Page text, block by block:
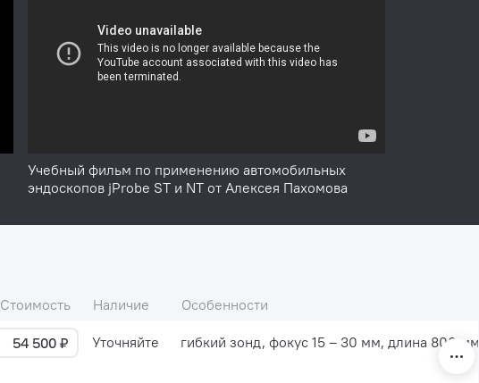
Учебный фильм по применению автомобильных
эндоскопов jProbe ST и NT от Алексея Пахомова
Стоимость Наличие Особенности
54 500 ₽ Уточняйте гибкий зонд, фокус 15 – 30 мм, длина 800 мм